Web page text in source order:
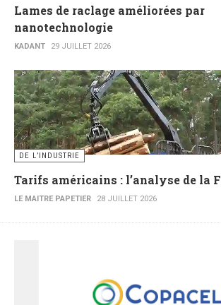
Lames de raclage améliorées par
nanotechnologie
KADANT 29 JUILLET 2026
DE L’INDUSTRIE
Tarifs américains : l’analyse de la
LE MAITRE PAPETIER 28 JUILLET 2026